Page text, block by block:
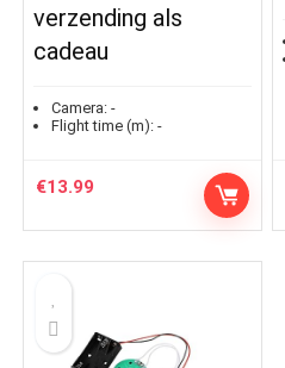
verzending als
cadeau
Camera: -
Flight time (m): -
€13.99